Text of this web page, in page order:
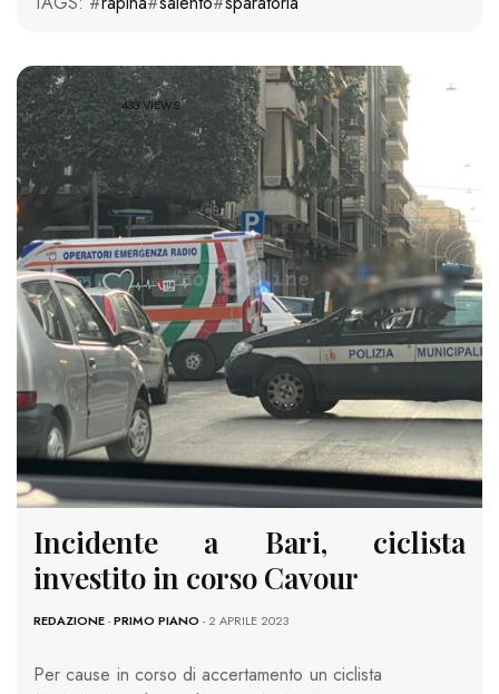
433 VIEWS
Incidente a Bari, ciclista
investito in corso Cavour
REDAZIONE-PRIMO PIANO - 2 APRILE 2023
Per cause in corso di accertamento un ciclista